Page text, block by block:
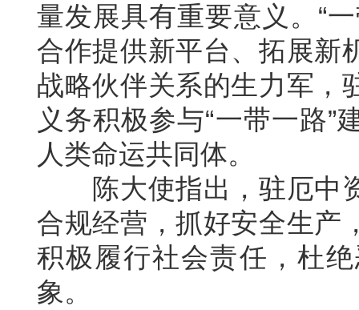
量发展具有重要意义。“
合作提供新平台、拓展新
战略伙伴关系的生力军，
义务积极参与“一带一路
人类命运共同体。
陈大使指出，驻厄中资
合规经营，抓好安全生产
积极履行社会责任，杜
象。